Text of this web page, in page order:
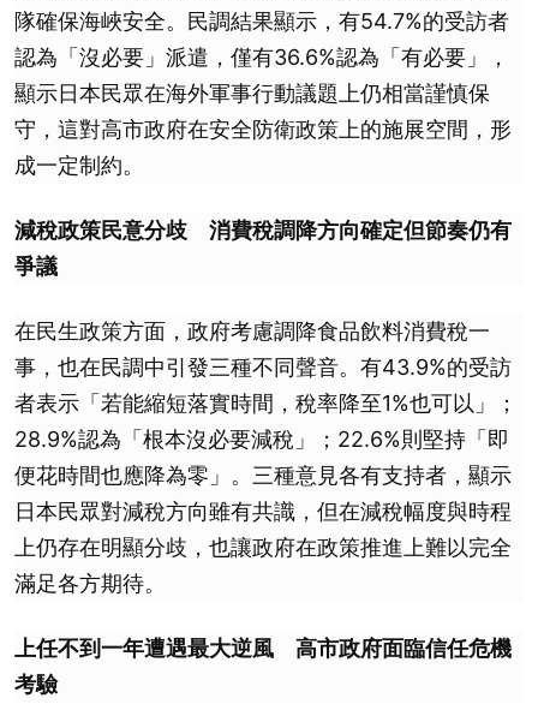
隊確保海峽安全。民調結果顯示，有54.7%的受訪者
認為「沒必要」派遣，僅有36.6%認為「有必要」，
顯示日本民眾在海外軍事行動議題上仍相當謹慎保
守，這對高市政府在安全防衛政策上的施展空間，形
成一定制約。
減稅政策民意分歧 消費稅調降方向確定但節奏仍有
爭議
在民生政策方面，政府考慮調降食品飲料消費稅一
事，也在民調中引發三種不同聲音。有43.9%的受訪
者表示「若能縮短落實時間，稅率降至1%也可以」；
28.9%認為「根本沒必要減稅」；22.6%則堅持「即
便花時間也應降為零」。三種意見各有支持者，顯示
日本民眾對減稅方向雖有共識，但在減稅幅度與時程
上仍存在明顯分歧，也讓政府在政策推進上難以完全
滿足各方期待。
上任不到一年遭遇最大逆風 高市政府面臨信任危機
考驗